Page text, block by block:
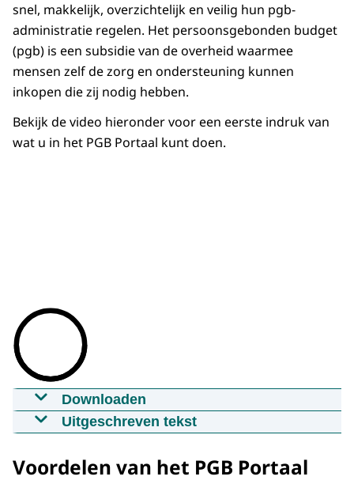
snel, makkelijk, overzichtelijk en veilig hun pgb-
administratie regelen. Het persoonsgebonden budget
(pgb) is een subsidie van de overheid waarmee
mensen zelf de zorg en ondersteuning kunnen
inkopen die zij nodig hebben.
Bekijk de video hieronder voor een eerste indruk van
wat u in het PGB Portaal kunt doen.
Downloaden
Uitlegvideo voor budgethouders
Download
Uitgeschreven tekst
persoonsgebonden budget regelen?
Voordelen van het PGB Portaal